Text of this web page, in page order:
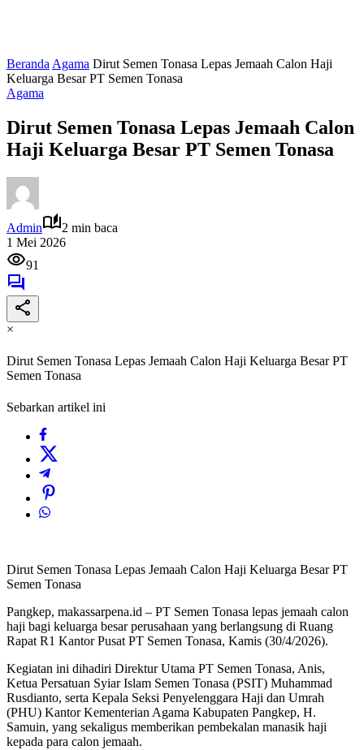
Beranda Agama Dirut Semen Tonasa Lepas Jemaah Calon Haji
Keluarga Besar PT Semen Tonasa
Agama
Dirut Semen Tonasa Lepas Jemaah Calon
Haji Keluarga Besar PT Semen Tonasa
Admin
2 min baca
1 Mei 2026
91
×
Dirut Semen Tonasa Lepas Jemaah Calon Haji Keluarga Besar PT
Semen Tonasa
Sebarkan artikel ini
Dirut Semen Tonasa Lepas Jemaah Calon Haji Keluarga Besar PT
Semen Tonasa
Pangkep, makassarpena.id – PT Semen Tonasa lepas jemaah calon
haji bagi keluarga besar perusahaan yang berlangsung di Ruang
Rapat R1 Kantor Pusat PT Semen Tonasa, Kamis (30/4/2026).
Kegiatan ini dihadiri Direktur Utama PT Semen Tonasa, Anis,
Ketua Persatuan Syiar Islam Semen Tonasa (PSIT) Muhammad
Rusdianto, serta Kepala Seksi Penyelenggara Haji dan Umrah
(PHU) Kantor Kementerian Agama Kabupaten Pangkep, H.
Samuin, yang sekaligus memberikan pembekalan manasik haji
kepada para calon jemaah.